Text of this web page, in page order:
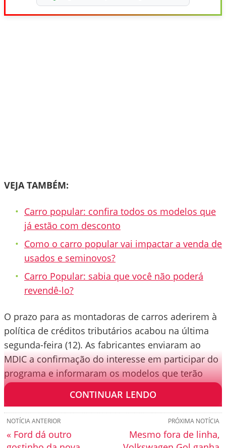
VEJA TAMBÉM:
Carro popular: confira todos os modelos que
já estão com desconto
Como o carro popular vai impactar a venda de
usados e seminovos?
Carro Popular: sabia que você não poderá
revendê-lo?
O prazo para as montadoras de carros aderirem à
política de créditos tributários acabou na última
segunda-feira (12). As fabricantes enviaram ao
MDIC a confirmação do interesse em participar do
programa e informaram os modelos que terão
descontos.
CONTINUAR LENDO
PRÓXIMA NOTÍCIA
Mesmo fora de linha,
NOTÍCIA ANTERIOR
« Ford dá outro